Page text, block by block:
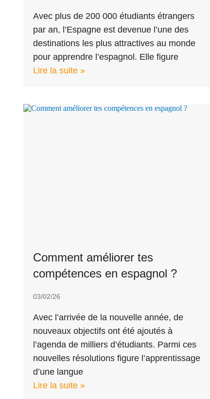
Avec plus de 200 000 étudiants étrangers
par an, l’Espagne est devenue l’une des
destinations les plus attractives au monde
pour apprendre l’espagnol. Elle figure
Lire la suite »
Comment améliorer tes
compétences en espagnol ?
03/02/26
Avec l’arrivée de la nouvelle année, de
nouveaux objectifs ont été ajoutés à
l’agenda de milliers d’étudiants. Parmi ces
nouvelles résolutions figure l’apprentissage
d’une langue
Lire la suite »